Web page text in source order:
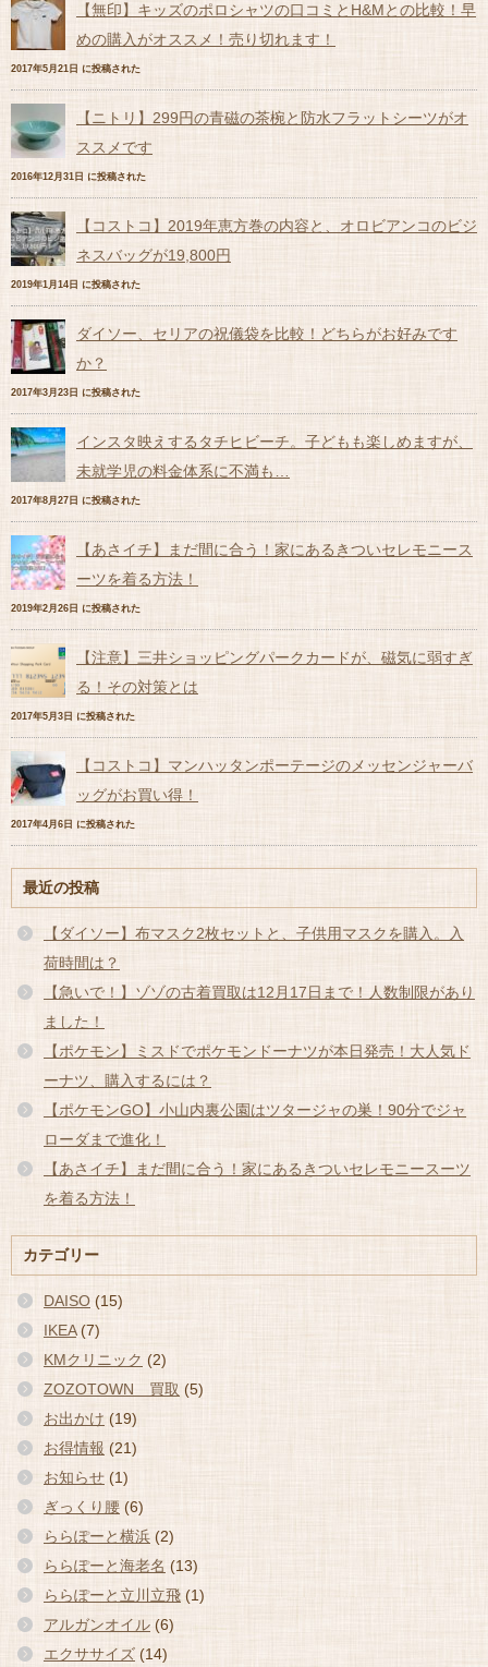
【無印】キッズのポロシャツの口コミとH&Mとの比較！早
めの購入がオススメ！売り切れます！
2017年5月21日 に投稿された
【ニトリ】299円の青磁の茶椀と防水フラットシーツがオ
ススメです
2016年12月31日 に投稿された
【コストコ】2019年恵方巻の内容と、オロビアンコのビジ
ネスバッグが19,800円
2019年1月14日 に投稿された
ダイソー、セリアの祝儀袋を比較！どちらがお好みです
か？
2017年3月23日 に投稿された
インスタ映えするタチヒビーチ。子どもも楽しめますが、
未就学児の料金体系に不満も…
2017年8月27日 に投稿された
【あさイチ】まだ間に合う！家にあるきついセレモニース
ーツを着る方法！
2019年2月26日 に投稿された
【注意】三井ショッピングパークカードが、磁気に弱すぎ
る！その対策とは
2017年5月3日 に投稿された
【コストコ】マンハッタンポーテージのメッセンジャーバ
ッグがお買い得！
2017年4月6日 に投稿された
最近の投稿
【ダイソー】布マスク2枚セットと、子供用マスクを購入。入
荷時間は？
【急いで！】ゾゾの古着買取は12月17日まで！人数制限があり
ました！
【ポケモン】ミスドでポケモンドーナツが本日発売！大人気ド
ーナツ、購入するには？
【ポケモンGO】小山内裏公園はツタージャの巣！90分でジャ
ローダまで進化！
【あさイチ】まだ間に合う！家にあるきついセレモニースーツ
を着る方法！
カテゴリー
DAISO (15)
IKEA(7)
KMクリニック (2)
ZOZOTOWN 買取 (5)
お出かけ (19)
お得情報 (21)
お知らせ (1)
ぎっくり腰 (6)
ららぽーと横浜 (2)
ららぽーと海老名 (13)
ららぽーと立川立飛 (1)
アルガンオイル (6)
エクササイズ (14)